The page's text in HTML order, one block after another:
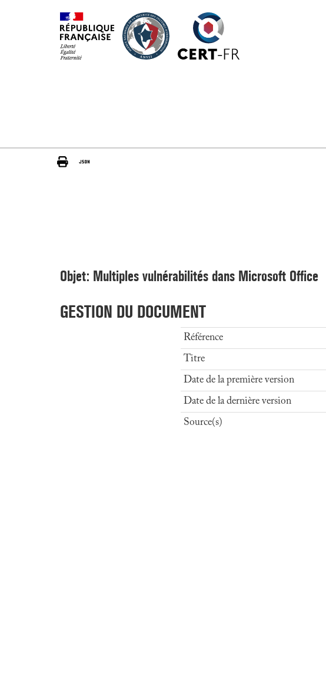
Objet: Multiples vulnérabilités dans Microsoft Office
GESTION DU DOCUMENT
Référence
Titre
Date de la première version
Date de la dernière version
Source(s)